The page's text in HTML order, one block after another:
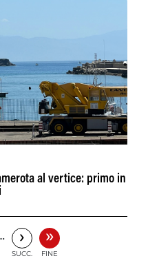
al vertice: primo in
›
SUCC.
»
FINE